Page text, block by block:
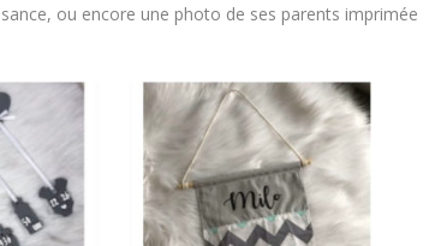
ou encore une photo de ses parents imprimée